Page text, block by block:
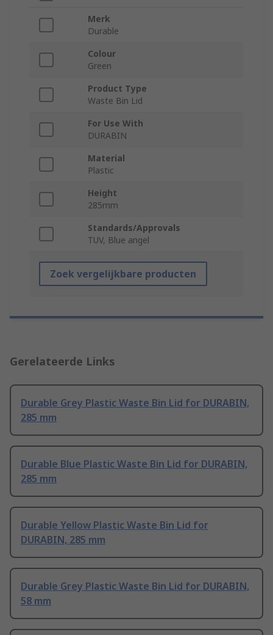
Merk
Durable
Colour
Green
Product Type
Waste Bin Lid
For Use With
DURABIN
Material
Plastic
Height
285mm
Standards/Approvals
TUV, Blue angel
Zoek vergelijkbare producten
Gerelateerde Links
Durable Grey Plastic Waste Bin Lid for DURABIN,
285 mm
Durable Blue Plastic Waste Bin Lid for DURABIN,
285 mm
Durable Yellow Plastic Waste Bin Lid for
DURABIN, 285 mm
Durable Grey Plastic Waste Bin Lid for DURABIN,
58 mm